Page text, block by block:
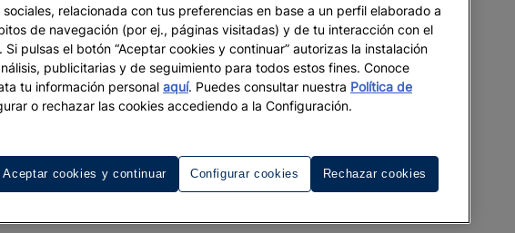
un viaje al
de la magia
volcánica
relacionada con tus preferencias en base a un perfil elaborado a
de navegación (por ej., páginas visitadas) y de tu interacción con el
Si pulsas el botón “Aceptar cookies y continuar” autorizas la instalación
publicitarias y de seguimiento para todos estos fines. Conoce
tu información personal aquí. Puedes consultar nuestra Política de
o rechazar las cookies accediendo a la Configuración.
Configurar cookies Rechazar cookies
Aceptar cookies y continuar